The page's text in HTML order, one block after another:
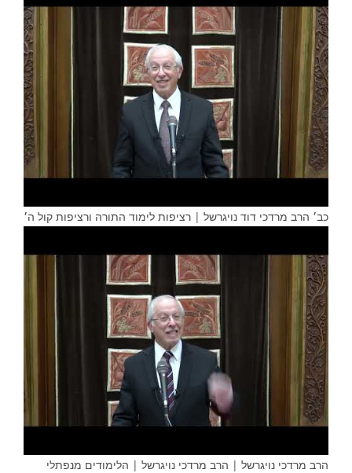
כב׳ הרב מרדכי דוד נויגרשל | רציפות לימוד התורה ורציפות קול ה׳
הרב מרדכי נויגרשל | הרב מרדכי נויגרשל | הלימודים מנפתלי